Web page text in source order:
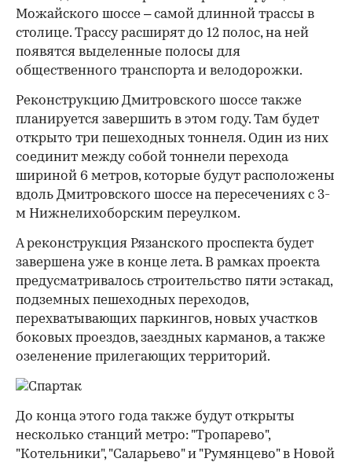
Можайского шоссе – самой длинной трассы в
столице. Трассу расширят до 12 полос, на ней
появятся выделенные полосы для
общественного транспорта и велодорожки.
Реконструкцию Дмитровского шоссе также
планируется завершить в этом году. Там будет
открыто три пешеходных тоннеля. Один из них
соединит между собой тоннели перехода
шириной 6 метров, которые будут расположены
вдоль Дмитровского шоссе на пересечениях с 3-
м Нижнелихоборским переулком.
А реконструкция Рязанского проспекта будет
завершена уже в конце лета. В рамках проекта
предусматривалось строительство пяти эстакад,
подземных пешеходных переходов,
перехватывающих паркингов, новых участков
боковых проездов, заездных карманов, а также
озеленение прилегающих территорий.
До конца этого года также будут открыты
несколько станций метро: "Тропарево",
"Котельники", "Саларьево" и "Румянцево" в Новой